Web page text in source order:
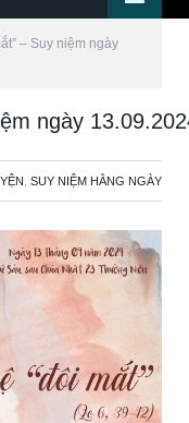
– Suy niệm ngày
ngày
SUY NIỆM HẰNG NGÀY